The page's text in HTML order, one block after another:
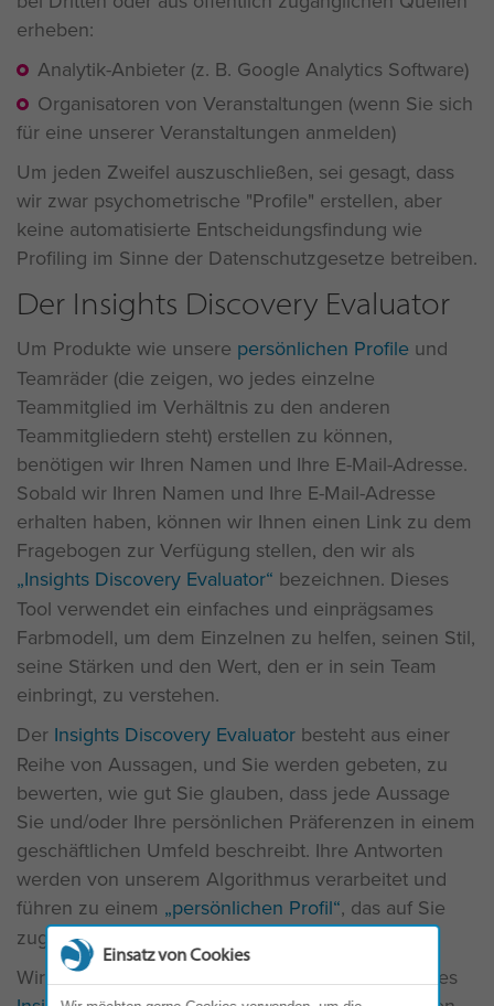
erheben:
Analytik-Anbieter (z. B. Google Analytics Software)
Organisatoren von Veranstaltungen (wenn Sie sich
für eine unserer Veranstaltungen anmelden)
Um jeden Zweifel auszuschließen, sei gesagt, dass
wir zwar psychometrische "Profile" erstellen, aber
keine automatisierte Entscheidungsfindung wie
Profiling im Sinne der Datenschutzgesetze betreiben.
Der Insights Discovery Evaluator
Um Produkte wie unsere persönlichen Profile und
Teamräder (die zeigen, wo jedes einzelne
Teammitglied im Verhältnis zu den anderen
Teammitgliedern steht) erstellen zu können,
benötigen wir Ihren Namen und Ihre E-Mail-Adresse.
Sobald wir Ihren Namen und Ihre E-Mail-Adresse
erhalten haben, können wir Ihnen einen Link zu dem
Fragebogen zur Verfügung stellen, den wir als
Insights Discovery Evaluator“ bezeichnen. Dieses
Tool verwendet ein einfaches und einprägsames
Farbmodell, um dem Einzelnen zu helfen, seinen Stil,
seine Stärken und den Wert, den er in sein Team
einbringt, zu verstehen.
Der Insights Discovery Evaluator besteht aus einer
Reihe von Aussagen, und Sie werden gebeten, zu
bewerten, wie gut Sie glauben, dass jede Aussage
Sie und/oder Ihre persönlichen Präferenzen in einem
geschäftlichen Umfeld beschreibt. Ihre Antworten
werden von unserem Algorithmus verarbeitet und
führen zu einem persönlichen Profil“, das auf Sie
zugeschnitten ist.
Wir bewahren auch eine Kopie der Antworten Ihres
Einsatz von Cookies